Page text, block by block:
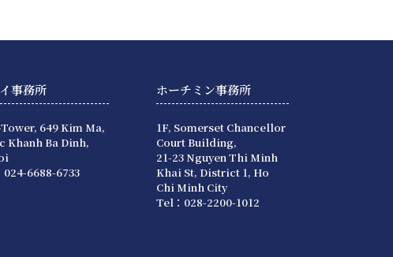
事務所
Tower, 649 Kim Ma,
Khanh Ba Dinh,
024-6688-6733
ホーチミン事務所
1F, Somerset Chancellor
Court Building,
21-23 Nguyen Thi Minh
Khai St, District 1, Ho
Chi Minh City
Tel：028-2200-1012